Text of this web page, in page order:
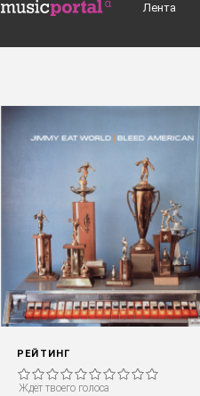
Перейти к основному содержанию
Лента
РЕЙТИНГ
Ждёт твоего голоса